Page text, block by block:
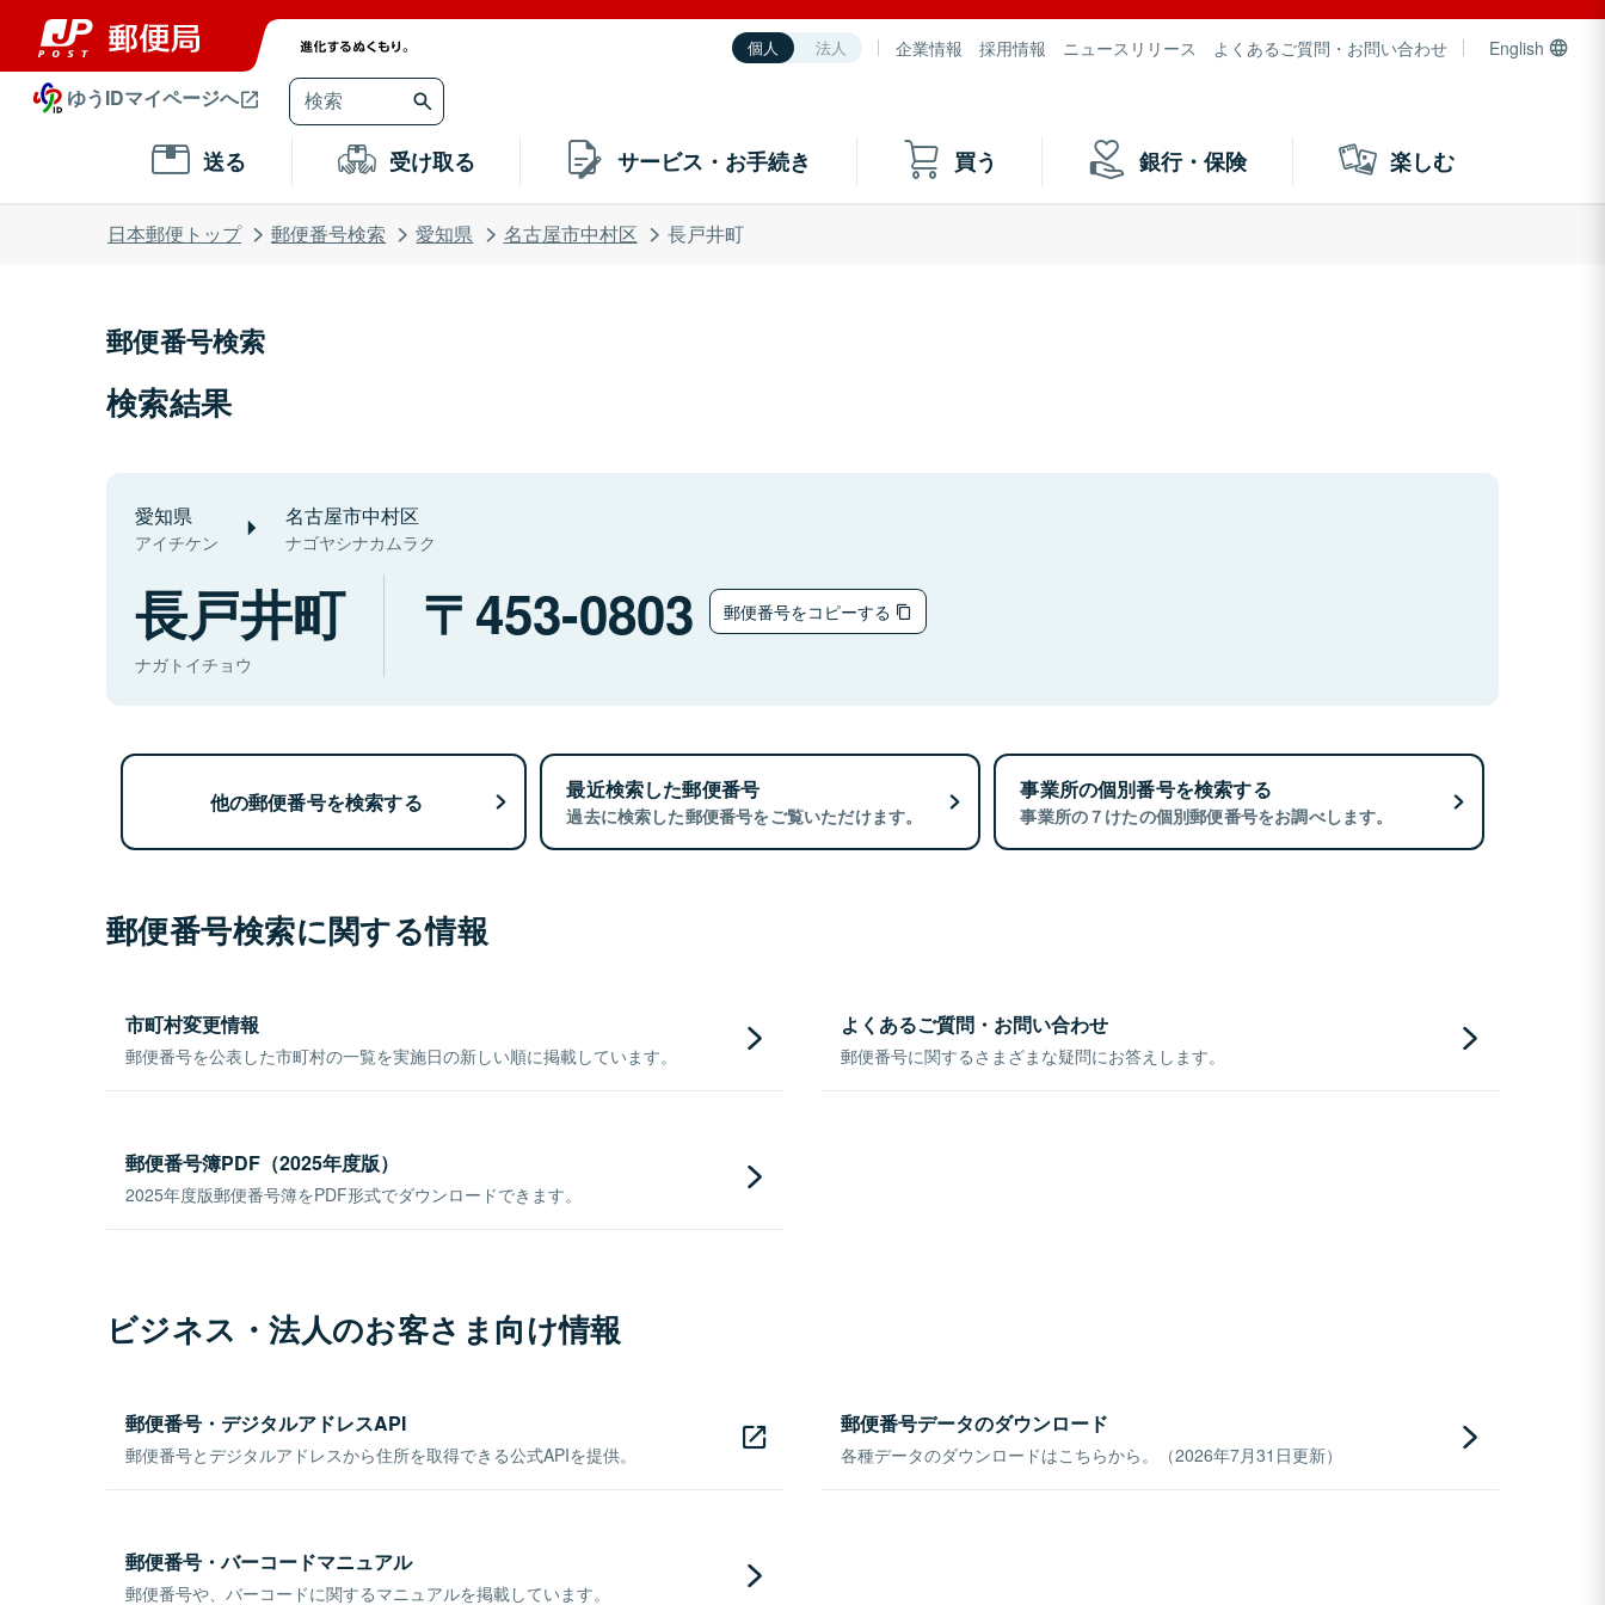
個人 法人 企業情報 採用情報 ニュースリリース よくあるご質問・お問い合わせ English
ゆうIDマイページへ
送る 受け取る サービス・お手続き 買う 銀行・保険 楽しむ
日本郵便トップ 郵便番号検索 愛知県 名古屋市中村区 長戸井町
郵便番号検索
検索結果
愛知県
アイチケン
名古屋市中村区
ナゴヤシナカムラク
長戸井町
ナガトイチョウ
453-0803 郵便番号をコピーする
他の郵便番号を検索する 最近検索した郵便番号
過去に検索した郵便番号をご覧いただけます。
事業所の個別番号を検索する
事業所の７けたの個別郵便番号をお調べします。
郵便番号検索に関する情報
市町村変更情報
郵便番号を公表した市町村の一覧を実施日の新しい順に掲載しています。
よくあるご質問・お問い合わせ
郵便番号に関するさまざまな疑問にお答えします。
郵便番号簿PDF（2025年度版）
2025年度版郵便番号簿をPDF形式でダウンロードできます。
ビジネス・法人のお客さま向け情報
郵便番号・デジタルアドレスAPI
郵便番号とデジタルアドレスから住所を取得できる公式APIを提供。
郵便番号データのダウンロード
各種データのダウンロードはこちらから。（2026年7月31日更新）
郵便番号・バーコードマニュアル
郵便番号や、バーコードに関するマニュアルを掲載しています。